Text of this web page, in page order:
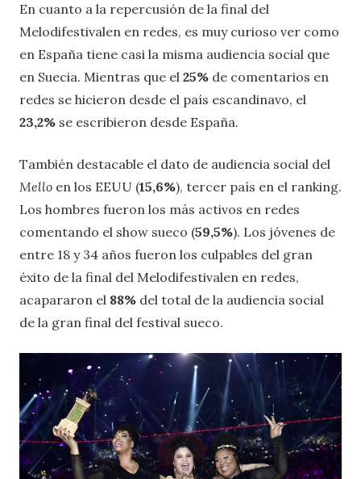
En cuanto a la repercusión de la final del
Melodifestivalen en redes, es muy curioso ver como
en España tiene casi la misma audiencia social que
en Suecia. Mientras que el 25% de comentarios en
redes se hicieron desde el país escandinavo, el
23,2% se escribieron desde España.
También destacable el dato de audiencia social del
Mello en los EEUU (15,6%), tercer país en el ranking.
Los hombres fueron los más activos en redes
comentando el show sueco (59,5%). Los jóvenes de
entre 18 y 34 años fueron los culpables del gran
éxito de la final del Melodifestivalen en redes,
acapararon el 88% del total de la audiencia social
de la gran final del festival sueco.